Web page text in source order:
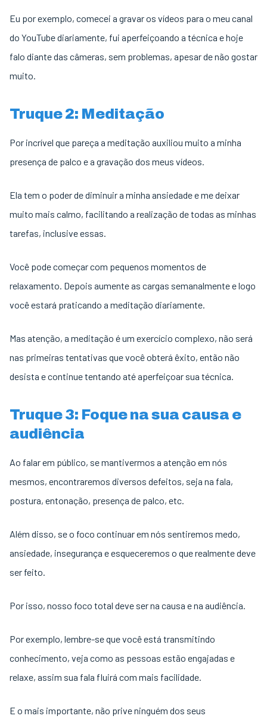
Eu por exemplo, comecei a gravar os vídeos para o meu canal
do YouTube diariamente, fui aperfeiçoando a técnica e hoje
falo diante das câmeras, sem problemas, apesar de não gostar
muito.
Truque 2: Meditação
Por incrível que pareça a meditação auxiliou muito a minha
presença de palco e a gravação dos meus vídeos.
Ela tem o poder de diminuir a minha ansiedade e me deixar
muito mais calmo, facilitando a realização de todas as minhas
tarefas, inclusive essas.
Você pode começar com pequenos momentos de
relaxamento. Depois aumente as cargas semanalmente e logo
você estará praticando a meditação diariamente.
Mas atenção, a meditação é um exercício complexo, não será
nas primeiras tentativas que você obterá êxito, então não
desista e continue tentando até aperfeiçoar sua técnica.
Truque 3: Foque na sua causa e
audiência
Ao falar em público, se mantivermos a atenção em nós
mesmos, encontraremos diversos defeitos, seja na fala,
postura, entonação, presença de palco, etc.
Além disso, se o foco continuar em nós sentiremos medo,
ansiedade, insegurança e esqueceremos o que realmente deve
ser feito.
Por isso, nosso foco total deve ser na causa e na audiência.
Por exemplo, lembre-se que você está transmitindo
conhecimento, veja como as pessoas estão engajadas e
relaxe, assim sua fala fluirá com mais facilidade.
E o mais importante, não prive ninguém dos seus